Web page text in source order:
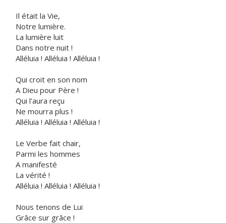
Il était la Vie,
Notre lumière.
La lumière luit
Dans notre nuit !
Alléluia ! Alléluia ! Alléluia !
Qui croit en son nom
A Dieu pour Père !
Qui l'aura reçu
Ne mourra plus !
Alléluia ! Alléluia ! Alléluia !
Le Verbe fait chair,
Parmi les hommes
A manifesté
La vérité !
Alléluia ! Alléluia ! Alléluia !
Nous tenons de Lui
Grâce sur grâce !